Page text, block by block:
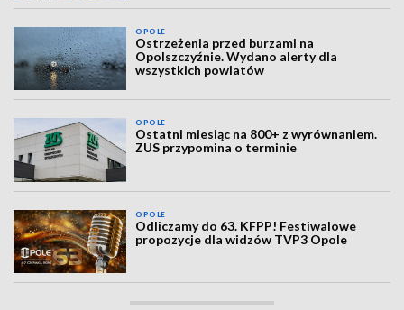
OPOLE
Ostrzeżenia przed burzami na
Opolszczyźnie. Wydano alerty dla
wszystkich powiatów
OPOLE
Ostatni miesiąc na 800+ z wyrównaniem.
ZUS przypomina o terminie
OPOLE
Odliczamy do 63. KFPP! Festiwalowe
propozycje dla widzów TVP3 Opole